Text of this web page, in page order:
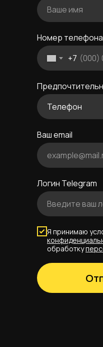
Ваше имя
Номер телефона
+7
Ваш email
Логин Telegram
Введите ваш
Я принимаю
обработку